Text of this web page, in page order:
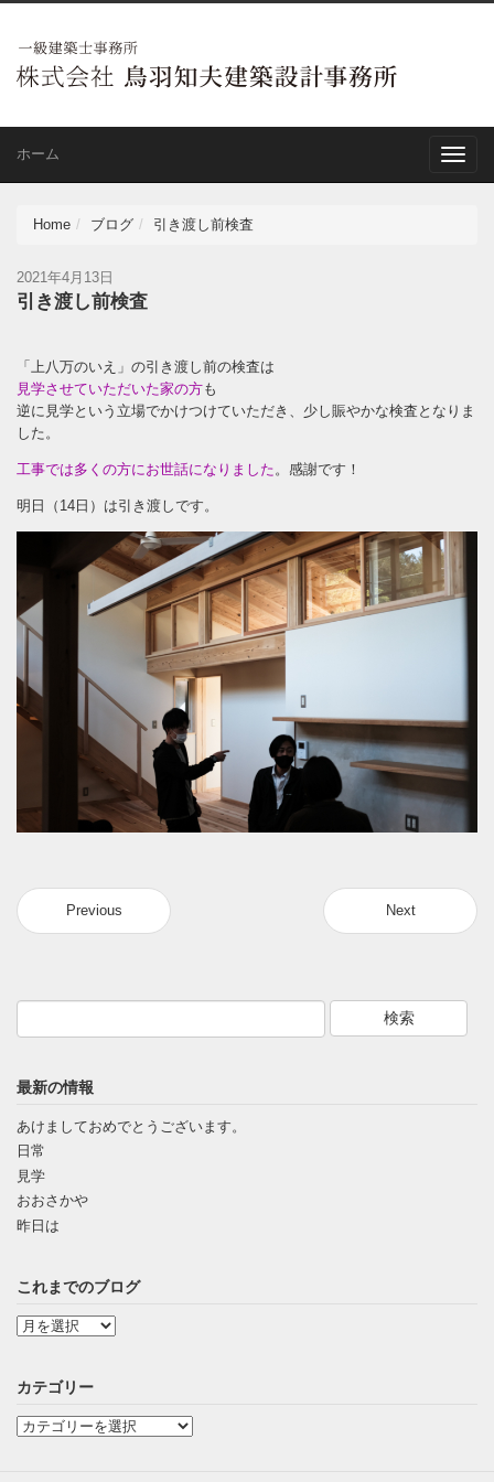
Toggle
ホーム
Home ブログ 引き渡し前検査
2021年4月13日
引き渡し前検査
「上八万のいえ」の引き渡し前の検査は
見学させていただいた家の方も
逆に見学という立場でかけつけていただき、少し賑やかな検査となりま
した。
工事では多くの方にお世話になりました。感謝です！
明日（14日）は引き渡しです。
Previous Next
最新の情報
あけましておめでとうございます。
日常
見学
おおさかや
昨日は
これまでのブログ
カテゴリー